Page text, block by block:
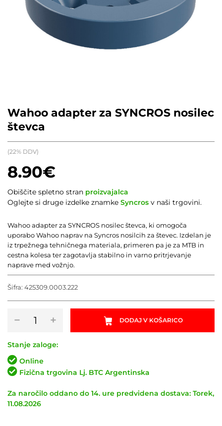
Wahoo adapter za SYNCROS nosilec
števca
8.90€
(22% DDV)
Wahoo adapter za SYNCROS nosilec števca, ki omogoča
uporabo Wahoo naprav na Syncros nosilcih za števec. Izdelan je
iz trpežnega tehničnega materiala, primeren pa je za MTB in
cestna kolesa ter zagotavlja stabilno in varno pritrjevanje
naprave med vožnjo.
−
adapter
SYNCROS
nosilec
števca
količina
+ DODAJ V KOŠARICO
Obiščite spletno stran proizvajalca
Oglejte si druge izdelke znamke Syncros v naši trgovini.
Šifra: 425309.0003.222
Stanje zaloge:
Online
Fizična trgovina Lj. BTC Argentinska
Za naročilo oddano do 14. ure predvidena dostava: Torek,
11.08.2026